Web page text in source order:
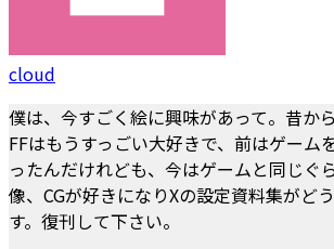
cloud
僕は、今すごく絵に興味があって。昔か
FFはもうすっごい大好きで、前はゲーム
ったんだけれども、今はゲームと同じぐ
像、CGが好きになりXの設定資料集がど
す。復刊して下さい。